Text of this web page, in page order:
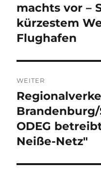
machts vor –
kürzestem
Flughafen
WEITER
Nächster
Beitrag:
ODEG
Neiße-Netz"